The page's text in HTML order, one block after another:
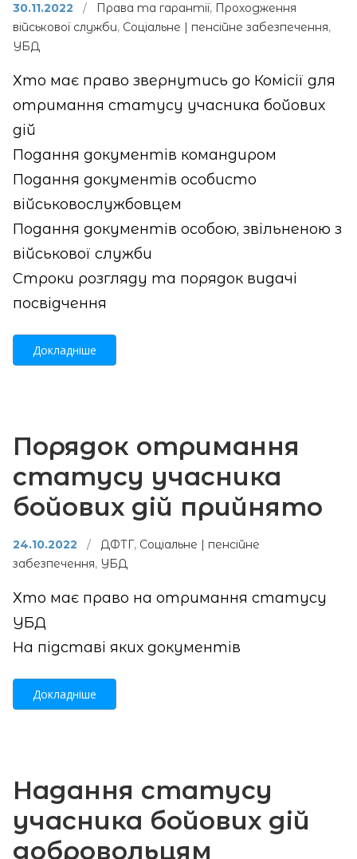
30.11.2022 / Права та гарантії, Проходження
військової служби, Соціальне | пенсійне забезпечення,
УБД
Хто має право звернутись до Комісії для
отримання статусу учасника бойових
дій
Подання документів командиром
Подання документів особисто
військовослужбовцем
Подання документів особою, звільненою з
військової служби
Строки розгляду та порядок видачі
посвідчення
Докладніше
Порядок отримання
статусу учасника
бойових дій прийнято
24.10.2022 / ДФТГ, Соціальне | пенсійне
забезпечення, УБД
Хто має право на отримання статусу
УБД
На підставі яких документів
Докладніше
Надання статусу
учасника бойових дій
добровольцям